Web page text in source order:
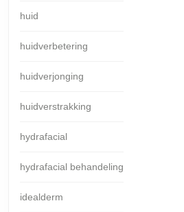
huid
huidverbetering
huidverjonging
huidverstrakking
hydrafacial
hydrafacial behandeling
idealderm